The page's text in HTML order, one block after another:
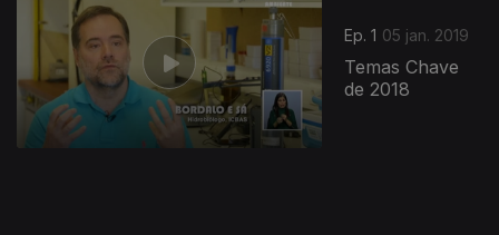
Ep. 1 05 jan. 2019
Temas Chave
de 2018